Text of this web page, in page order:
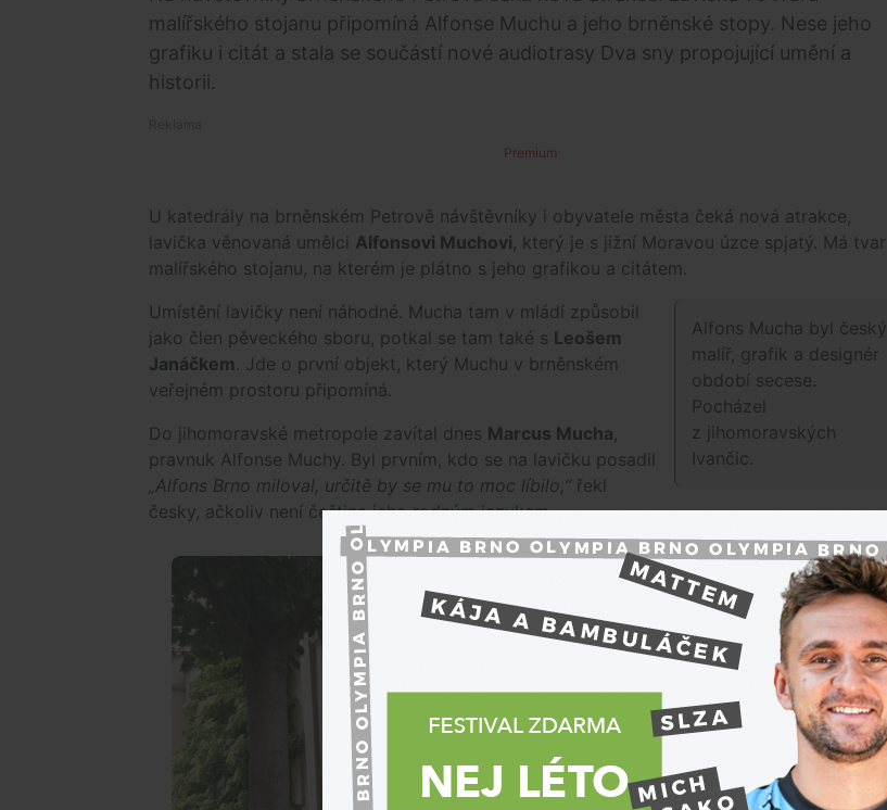
malířského stojanu připomíná Alfonse Muchu a jeho brněnské stopy. Nese jeho
grafiku i citát a stala se součástí nové audiotrasy Dva sny propojující umění a
historii.
Premium
U katedrály na brněnském Petrově návštěvníky i obyvatele města čeká nová atrakce,
lavička věnovaná umělci Alfonsovi Muchovi , který je s jižní Moravou úzce spjatý. Má tvar
malířského stojanu, na kterém je plátno s jeho grafikou a citátem.
Alfons Mucha byl český
malíř, grafik a designér
období secese.
Pocházel
z jihomoravských
Ivančic.
Umístění lavičky není náhodné. Mucha tam v mládí způsobil
jako člen pěveckého sboru, potkal se tam také s Leošem
Janáčkem . Jde o první objekt, který Muchu v brněnském
veřejném prostoru připomíná.
Do jihomoravské metropole zavítal dnes Marcus Mucha
pravnuk Alfonse Muchy. Byl prvním, kdo se na lavičku posadil
„Alfons Brno miloval, určitě by se mu to moc líbilo,“ řekl
česky, ačkoliv není čeština jeho rodným jazykem.